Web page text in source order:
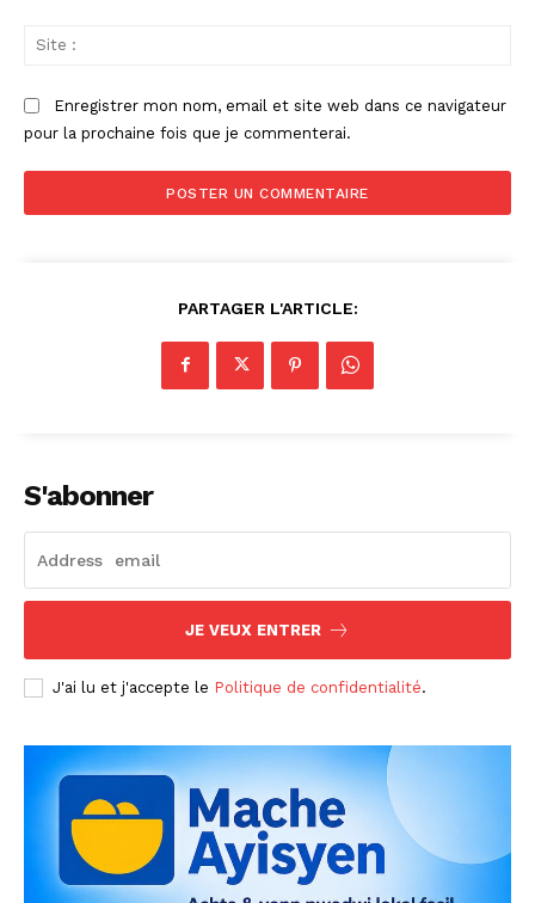
Enregistrer mon nom, email et site web dans ce navigateur
pour la prochaine fois que je commenterai.
PARTAGER L'ARTICLE:
S'abonner
JE VEUX ENTRER
J'ai lu et j'accepte le Politique de confidentialité.